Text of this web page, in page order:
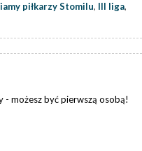
piłkarzy Stomilu, III liga,
- możesz być pierwszą osobą!